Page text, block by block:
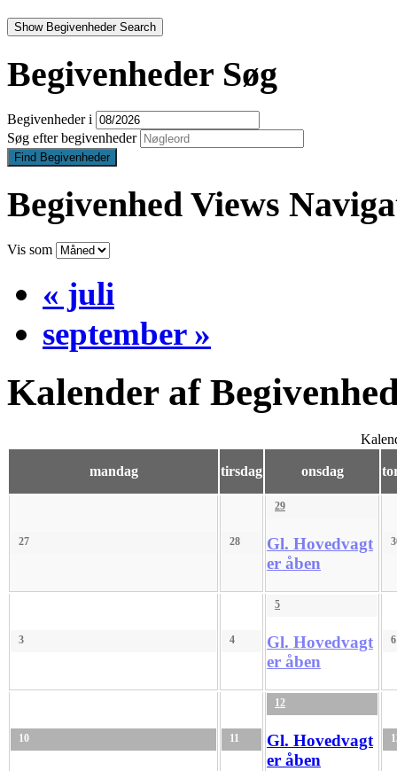
Show Begivenheder Search
Begivenheder Søg
Begivenheder i
Søg efter begivenheder
Begivenhed Views
Vis som
« juli
september »
Kalender af
mandag tirsdag onsdag
27 28
29
Gl. Hovedvagt
er åben
3 4
5
Gl. Hovedvagt
er åben
6
10 11
12
Gl. Hovedvagt
er åben